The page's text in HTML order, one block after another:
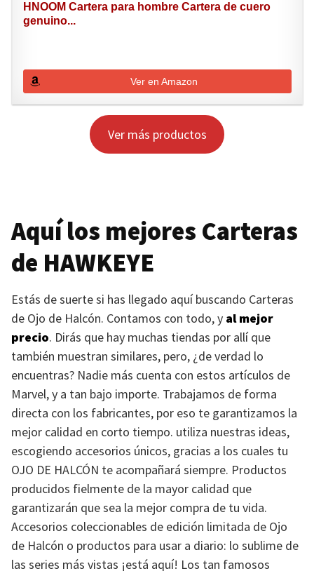
HNOOM Cartera para hombre Cartera de cuero
genuino...
Ver en Amazon
Ver más productos
Aquí los mejores Carteras
de HAWKEYE
Estás de suerte si has llegado aquí buscando Carteras
de Ojo de Halcón. Contamos con todo, y al mejor
precio. Dirás que hay muchas tiendas por allí que
también muestran similares, pero, ¿de verdad lo
encuentras? Nadie más cuenta con estos artículos de
Marvel, y a tan bajo importe. Trabajamos de forma
directa con los fabricantes, por eso te garantizamos la
mejor calidad en corto tiempo. utiliza nuestras ideas,
escogiendo accesorios únicos, gracias a los cuales tu
OJO DE HALCÓN te acompañará siempre. Productos
producidos fielmente de la mayor calidad que
garantizarán que sea la mejor compra de tu vida.
Accesorios coleccionables de edición limitada de Ojo
de Halcón o productos para usar a diario: lo sublime de
las series más vistas ¡está aquí! Los tan famosos